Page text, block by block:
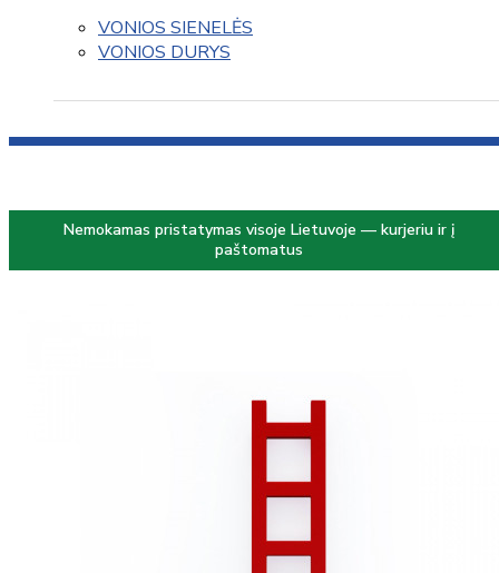
VONIOS SIENELĖS
VONIOS DURYS
Nemokamas pristatymas visoje Lietuvoje — kurjeriu ir į
paštomatus